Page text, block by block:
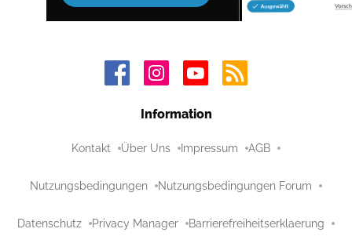
Information
Kontakt Über Uns Impressum AGB
Nutzungsbedingungen Nutzungsbedingungen Forum
Datenschutz Privacy Manager Barrierefreiheitserklaerung